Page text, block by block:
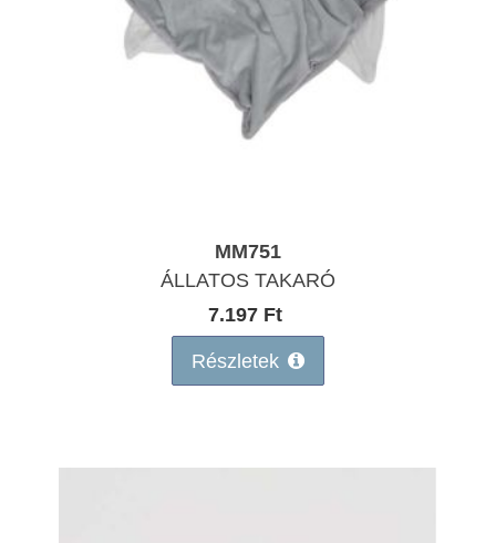
MM751
ÁLLATOS TAKARÓ
7.197 Ft
Részletek
a másnapi teljesítést akkor tudjuk
nagyobb biztonsággal ígérni, ha a rendelés
9 óra előtt beérkezik.
Egyúttal a GLS, mint szállító partner
Ezzel együtt megteszünk mindent
a zökkenőmenteskiszolgálás érdekében.